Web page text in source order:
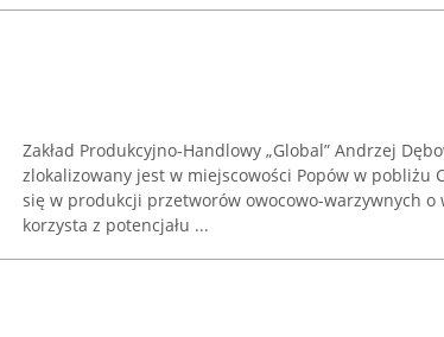
Zakład Produkcyjno-Handlowy „Global” Andrzej
zlokalizowany jest w miejscowości Popów w pobliżu
się w produkcji przetworów owocowo-warzywnych o
korzysta z potencjału ...